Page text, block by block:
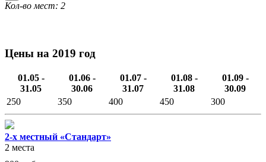
Кол-во мест: 2
Цены на 2019 год
01.05 -
31.05
01.06 -
30.06
01.07 -
31.07
01.08 -
31.08
01.09 -
30.09
250
350 400 450 300
2-х местный «Стандарт»
2 места